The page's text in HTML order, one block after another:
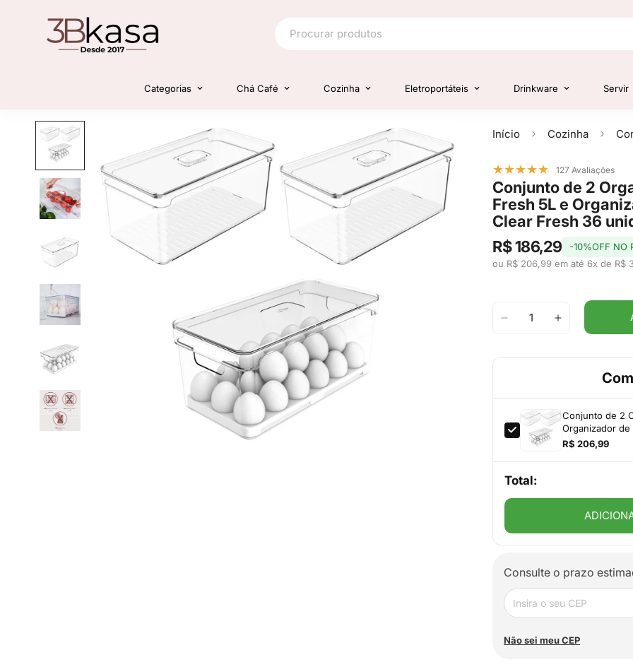
Categorias Chá Café Cozinha Eletroportáteis Drinkware Servir
Início Cozinha
★★★★★ 127 Avaliações
Conjunto de 2
Fresh 5L e
Clear Fresh 36
R$ 186,29
-10%OFF NO
ou R$ 206,99 em até 6x de R$
Conjunto de 2
Organizador
R$ 206,99
Total:
Consulte o prazo
Não sei meu CEP